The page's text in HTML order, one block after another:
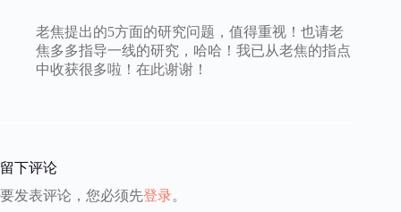
老焦提出的5方面的研究问题，值得重视！也请老
焦多多指导一线的研究，哈哈！我已从老焦的指点
中收获很多啦！在此谢谢！
留下评论
要发表评论，您必须先登录。